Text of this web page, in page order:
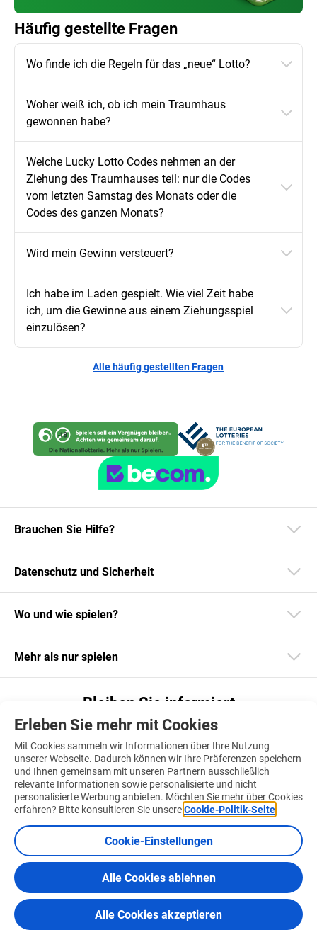
Häufig gestellte Fragen
Wo finde ich die Regeln für das „neue“ Lotto?
Woher weiß ich, ob ich mein Traumhaus
gewonnen habe?
Welche Lucky Lotto Codes nehmen an der
Ziehung des Traumhauses teil: nur die Codes
vom letzten Samstag des Monats oder die
Codes des ganzen Monats?
Wird mein Gewinn versteuert?
Ich habe im Laden gespielt. Wie viel Zeit habe
ich, um die Gewinne aus einem Ziehungsspiel
einzulösen?
Alle häufig gestellten Fragen
Erleben Sie mehr mit Cookies
Mit Cookies sammeln wir Informationen über Ihre Nutzung
unserer Webseite. Dadurch können wir Ihre Präferenzen speichern
und Ihnen gemeinsam mit unseren Partnern ausschließlich
relevante Informationen sowie personalisierte und nicht
personalisierte Werbung anbieten. Möchten Sie mehr über Cookies
erfahren? Bitte konsultieren Sie unsereCookie-Politik-Seite
Cookie-Einstellungen
Alle Cookies ablehnen
Alle Cookies akzeptieren
Brauchen Sie Hilfe?
Datenschutz und Sicherheit
Wo und wie spielen?
Mehr als nur spielen
Bleiben Sie informiert
Laden Sie unsere App herunter
Finden Sie uns auch auf
Nutzungsbedingungen Cookie-Politik
Zertifizierungen &
Verhaltenskodexe
© 2026 Nationallotterie